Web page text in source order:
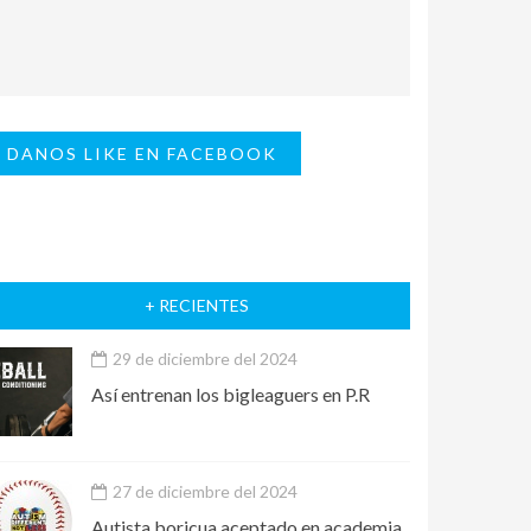
DANOS LIKE EN FACEBOOK
+ RECIENTES
29 de diciembre del 2024
Así entrenan los bigleaguers en P.R
27 de diciembre del 2024